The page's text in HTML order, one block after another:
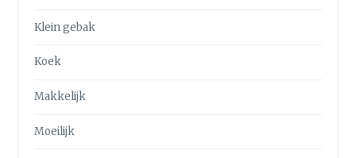
Klein gebak
Koek
Makkelijk
Moeilijk